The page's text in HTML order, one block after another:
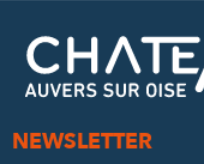
NEWSLETTER